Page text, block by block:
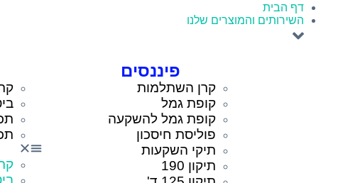
דף הבית
השירותים והמוצרים שלנו
פיננסים
קרן השתלמות
קופת גמל
קופת גמל להשקעה
פוליסת חיסכון
תיקי השקעות
תיקון 190